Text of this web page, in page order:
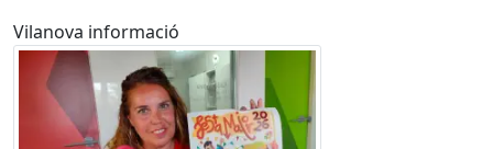
Vilanova informació